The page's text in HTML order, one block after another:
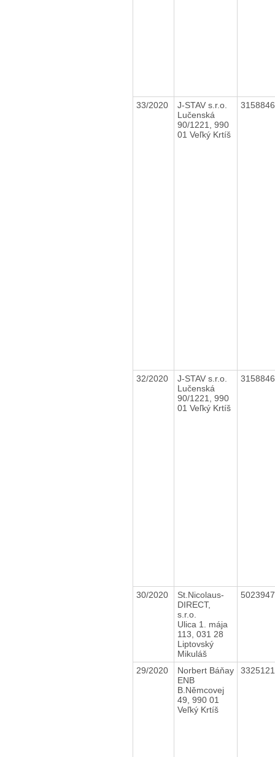
33/2020
J-STAV s.r.o.
Lučenská
90/1221, 990
01 Veľký Krtíš
32/2020
J-STAV s.r.o.
Lučenská
90/1221, 990
01 Veľký Krtíš
30/2020
St.Nicolaus-
DIRECT,
s.r.o.
Ulica 1. mája
113, 031 28
Liptovský
Mikuláš
29/2020
Norbert Báňay
ENB
B.Němcovej
49, 990 01
Veľký Krtíš